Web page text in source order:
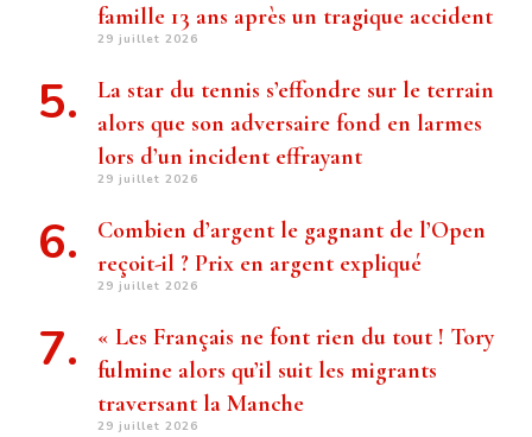
famille 13 ans après un tragique accident
29 juillet 2026
La star du tennis s’effondre sur le terrain
alors que son adversaire fond en larmes
lors d’un incident effrayant
29 juillet 2026
Combien d’argent le gagnant de l’Open
reçoit-il ? Prix ​​en argent expliqué
29 juillet 2026
« Les Français ne font rien du tout ! Tory
fulmine alors qu’il suit les migrants
traversant la Manche
29 juillet 2026